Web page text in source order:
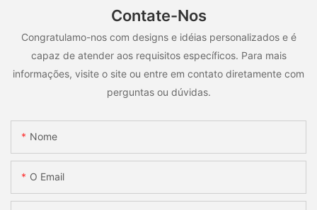
Contate-Nos
Congratulamo-nos com designs e idéias personalizados e é
capaz de atender aos requisitos específicos. Para mais
informações, visite o site ou entre em contato diretamente com
perguntas ou dúvidas.
Nome
O Email